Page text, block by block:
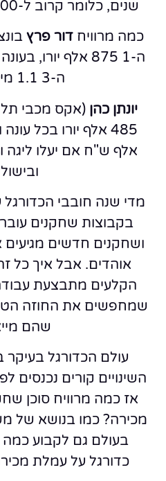
שנים, כלומר קרוב ל-500 אלף פאונד בעונה!
כמה מרוויח דור פרץ
ה-3 1.1 מיליון יורו.
יונתן כהן (אקס מכבי תל
אלף ש"ח אם יעלו ליגה
מדי שנה חובבי הכדורגל
בקבוצות שחקנים
ושחקנים חדשים
אוהדים. אבל איך כל
הקלעים מתבצעת
שמחפשים את החוזה
שהם
עולם הכדורגל בעיקר
השינויים קורים נכנסים
אז כמה מרוויח סוכן
מכירה? כמו בנושא של
בעולם גם לקבוע כמה
כדורגל על עמלת